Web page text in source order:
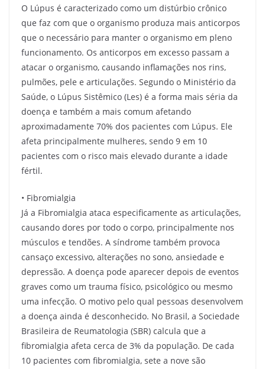
O Lúpus é caracterizado como um distúrbio crônico
que faz com que o organismo produza mais anticorpos
que o necessário para manter o organismo em pleno
funcionamento. Os anticorpos em excesso passam a
atacar o organismo, causando inflamações nos rins,
pulmões, pele e articulações. Segundo o Ministério da
Saúde, o Lúpus Sistêmico (Les) é a forma mais séria da
doença e também a mais comum afetando
aproximadamente 70% dos pacientes com Lúpus. Ele
afeta principalmente mulheres, sendo 9 em 10
pacientes com o risco mais elevado durante a idade
fértil.
• Fibromialgia
Já a Fibromialgia ataca especificamente as articulações,
causando dores por todo o corpo, principalmente nos
músculos e tendões. A síndrome também provoca
cansaço excessivo, alterações no sono, ansiedade e
depressão. A doença pode aparecer depois de eventos
graves como um trauma físico, psicológico ou mesmo
uma infecção. O motivo pelo qual pessoas desenvolvem
a doença ainda é desconhecido. No Brasil, a Sociedade
Brasileira de Reumatologia (SBR) calcula que a
fibromialgia afeta cerca de 3% da população. De cada
10 pacientes com fibromialgia, sete a nove são